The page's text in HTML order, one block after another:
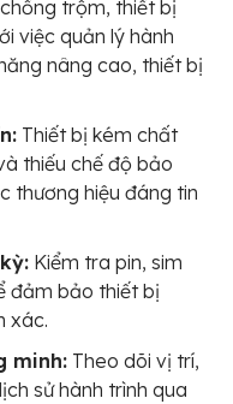
trộm, thiết bị
việc quản lý hành
nâng cao, thiết bị
Thiết bị kém chất
thiếu chế độ bảo
thương hiệu đáng tin
Kiểm tra pin, sim
đảm bảo thiết bị
xác.
minh: Theo dõi vị trí,
sử hành trình qua